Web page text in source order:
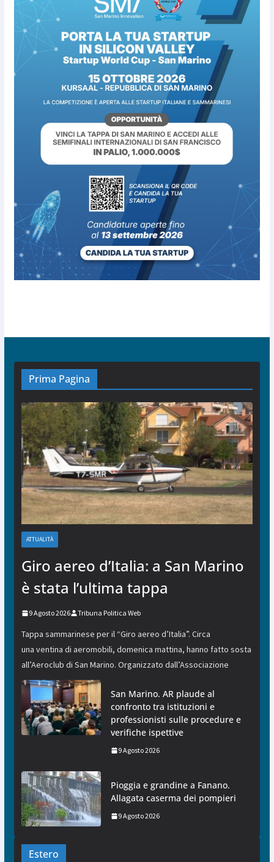
Prima Pagina
ATTUALITÀ
Giro aereo d’Italia: a San Marino
è stata l’ultima tappa
9 Agosto 2026 Tribuna Politica Web
Tappa sammarinese per il “Giro aereo d’Italia”. Circa
una ventina di aeromobili, domenica mattina, hanno fatto sosta
all’Aeroclub di San Marino. Organizzato dall’Associazione
San Marino. AR plaude al
confronto tra istituzioni e
professionisti sulle procedure e
verifiche ispettive
9 Agosto 2026
Pioggia e grandine a Fanano.
Allagata caserma dei pompieri
9 Agosto 2026
Estero